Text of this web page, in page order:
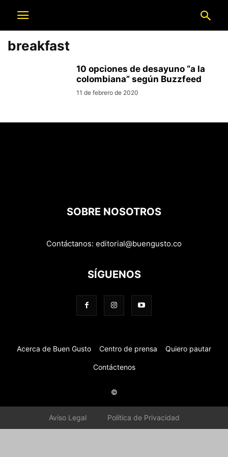
breakfast
10 opciones de desayuno “a la
colombiana” según Buzzfeed
11 de febrero de 2020
SOBRE NOSOTROS
Contáctanos: editorial@buengusto.co
SÍGUENOS
Acerca de Buen Gusto Centro de prensa Quiero pautar
Contáctenos
©
Aviso Legal Política de Privacidad